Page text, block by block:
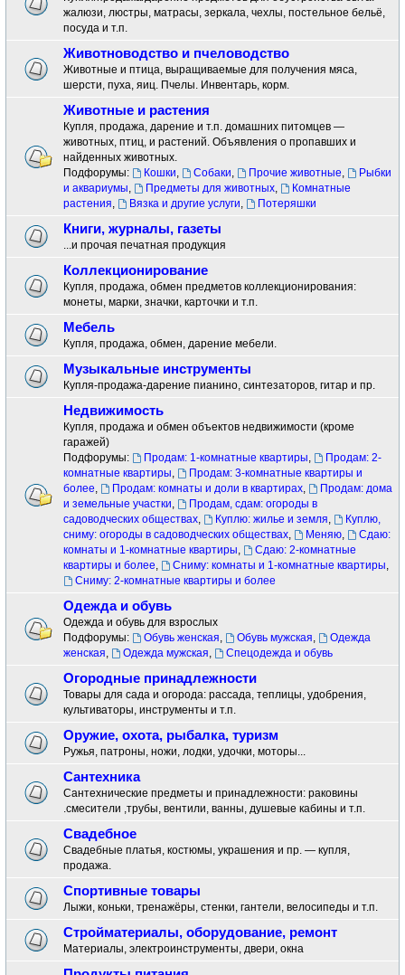
жалюзи, люстры, матрасы, зеркала, чехлы, постельное бельё,
посуда и т.п.
Животноводство и пчеловодство
Животные и птица, выращиваемые для получения мяса,
шерсти, пуха, яиц. Пчелы. Инвентарь, корм.
Животные и растения
Купля, продажа, дарение и т.п. домашних питомцев —
животных, птиц, и растений. Объявления о пропавших и
найденных животных.
Подфорумы:
Кошки, Собаки, Прочие животные,
Рыбки
и аквариумы, Предметы для животных,
Комнатные
растения, Вязка и другие услуги, Потеряшки
Книги, журналы, газеты
...и прочая печатная продукция
Коллекционирование
Купля, продажа, обмен предметов коллекционирования:
монеты, марки, значки, карточки и т.п.
Мебель
Купля, продажа, обмен, дарение мебели.
Музыкальные инструменты
Купля-продажа-дарение пианино, синтезаторов, гитар и пр.
Недвижимость
Купля, продажа и обмен объектов недвижимости (кроме
гаражей)
Подфорумы:
Продам: 1-комнатные квартиры,
Продам: 2-
комнатные квартиры,
Продам: 3-комнатные квартиры и
более, Продам: комнаты и доли в квартирах,
Продам: дома
и земельные участки,
Продам, сдам: огороды в
садоводческих обществах, Куплю: жилье и земля,
Куплю,
сниму: огороды в садоводческих обществах, Меняю,
Сдаю:
комнаты и 1-комнатные квартиры,
Сдаю: 2-комнатные
квартиры и более, Сниму: комнаты и 1-комнатные квартиры,
Сниму: 2-комнатные квартиры и более
Одежда и обувь
Одежда и обувь для взрослых
Подфорумы:
Обувь женская, Обувь мужская,
Одежда
женская, Одежда мужская, Спецодежда и обувь
Огородные принадлежности
Товары для сада и огорода: рассада, теплицы, удобрения,
культиваторы, инструменты и т.п.
Оружие, охота, рыбалка, туризм
Ружья, патроны, ножи, лодки, удочки, моторы...
Сантехника
Сантехнические предметы и принадлежности: раковины
.смесители ,трубы, вентили, ванны, душевые кабины и т.п.
Свадебное
Свадебные платья, костюмы, украшения и пр. — купля,
продажа.
Спортивные товары
Лыжи, коньки, тренажёры, стенки, гантели, велосипеды и т.п.
Стройматериалы, оборудование, ремонт
Материалы, электроинструменты, двери, окна